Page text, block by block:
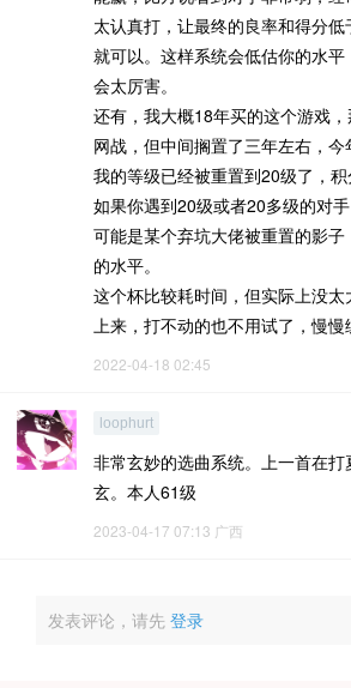
太认真打，让最终的良率和得分
就可以。这样系统会低估你的水
会太厉害。
还有，我大概18年买的这个游戏
网战，但中间搁置了三年左右，
我的等级已经被重置到20级了，
如果你遇到20级或者20多级的对
可能是某个弃坑大佬被重置的影
的水平。
这个杯比较耗时间，但实际上没
上来，打不动的也不用试了，慢慢
2022-04-18 02:45
loophurt
非常玄妙的选曲系统。上一首在
玄。本人61级
2023-04-17 07:13 广西
发表评论，请先 登录